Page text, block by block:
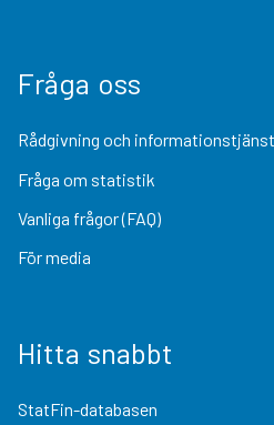
Fråga oss
Rådgivning och informationstjänst
Fråga om statistik
Vanliga frågor (FAQ)
För media
Hitta snabbt
StatFin-databasen